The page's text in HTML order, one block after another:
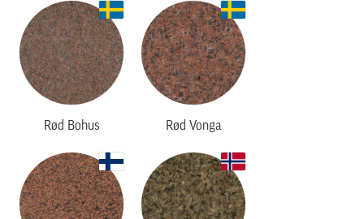
Rød Bohus Rød Vonga